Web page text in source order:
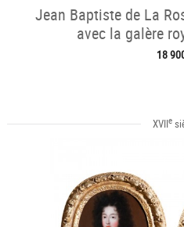
Jean Baptiste de La
avec la galère
18
XVIIe